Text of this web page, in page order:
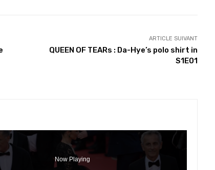
ARTICLE SUIVANT
QUEEN OF TEARs : Da-Hye’s polo shirt in
S1E01
Now Playing